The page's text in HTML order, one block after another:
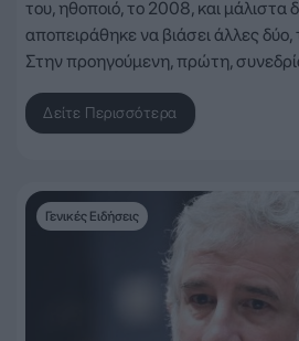
του, ηθοποιό, το 2008, και μάλιστα
αποπειράθηκε να βιάσει άλλες
Στην προηγούμενη, πρώτη,
Δείτε Περισσότερα
Γενικές Ειδήσεις